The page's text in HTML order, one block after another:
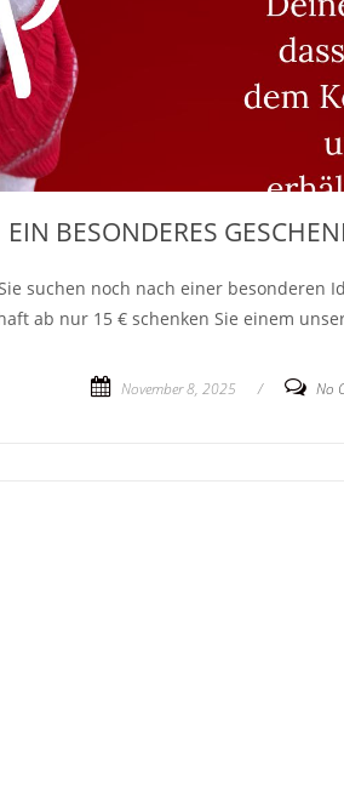
EIN BESONDERES
suchen noch nach einer besonderen
ab nur 15 € schenken Sie einem
November 8, 2025 / No